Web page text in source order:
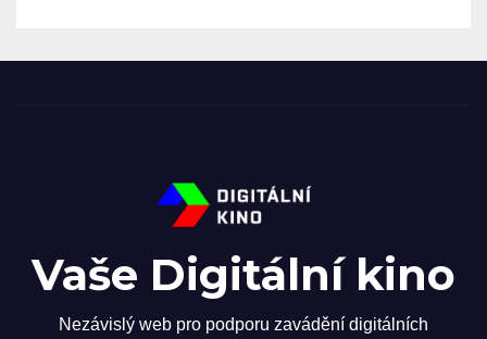
Vaše Digitální kino
Nezávislý web pro podporu zavádění digitálních